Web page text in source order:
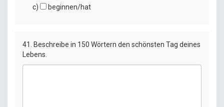
c)
beginnen/hat
41. Beschreibe in 150 Wörtern den schönsten Tag deines
Lebens.
textarea